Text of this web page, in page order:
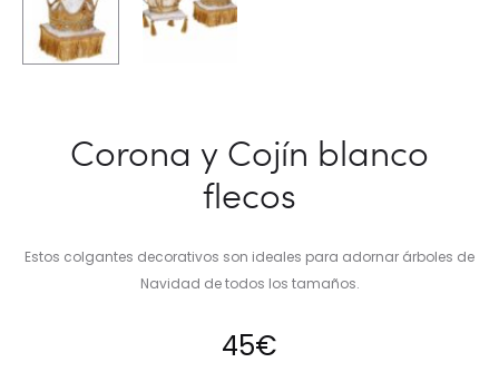
Corona y Cojín blanco
flecos
Estos colgantes decorativos son ideales para adornar árboles de
Navidad de todos los tamaños.
45€